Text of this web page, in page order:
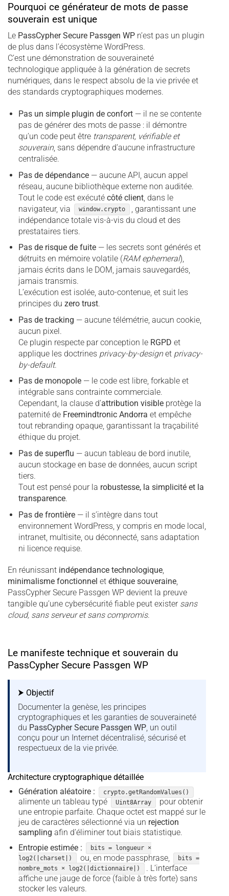
Pourquoi ce générateur de mots de passe
souverain est unique
Le PassCypher Secure Passgen WP n’est pas un plugin
de plus dans l’écosystème WordPress.
C’est une démonstration de souveraineté
technologique appliquée à la génération de secrets
numériques, dans le respect absolu de la vie privée et
des standards cryptographiques modernes.
Pas un simple plugin de confort— il ne se contente
pas de générer des mots de passe : il démontre
qu’un code peut être transparent, vérifiable et
souverain, sans dépendre d’aucune infrastructure
centralisée.
Pas de dépendance— aucune API, aucun appel
réseau, aucune bibliothèque externe non auditée.
Tout le code est exécuté côté client, dans le
navigateur, via
window.crypto
, garantissant une
indépendance totale vis-à-vis du cloud et des
prestataires tiers.
Pas de risque de fuite— les secrets sont générés et
détruits en mémoire volatile (RAM ephemeral),
jamais écrits dans le DOM, jamais sauvegardés,
jamais transmis.
L’exécution est isolée, auto-contenue, et suit les
principes du zero trust.
Pas de tracking — aucune télémétrie, aucun cookie,
aucun pixel.
Ce plugin respecte par conception le RGPD et
applique les doctrines privacy-by-designet privacy-
by-default.
Pas de monopole— le code est libre, forkable et
intégrable sans contrainte commerciale.
Cependant, la clause d’attribution visibleprotège la
paternité de Freemindtronic Andorra et empêche
tout rebranding opaque, garantissant la traçabilité
éthique du projet.
Pas de superflu — aucun tableau de bord inutile,
aucun stockage en base de données, aucun script
tiers.
Tout est pensé pour la robustesse, la simplicité et la
transparence.
Pas de frontière— il s’intègre dans tout
environnement WordPress, y compris en mode local,
intranet, multisite, ou déconnecté, sans adaptation
ni licence requise.
En réunissant indépendance technologique,
minimalisme fonctionnel et éthique souveraine,
PassCypher Secure Passgen WP devient la preuve
tangible qu’une cybersécurité fiable peut exister sans
cloud, sans serveur et sans compromis.
Le manifeste technique et souverain du
PassCypher Secure Passgen WP
⮞ Objectif
Documenter la genèse, les principes
cryptographiques et les garanties de souveraineté
du PassCypher Secure Passgen WP, un outil
conçu pour un Internet décentralisé, sécurisé et
respectueux de la vie privée.
Architecture cryptographique détaillée
Génération aléatoire :
crypto.getRandomValues()
alimente un tableau typé Uint8Array
pour obtenir
une entropie parfaite. Chaque octet est mappé sur le
jeu de caractères sélectionné via un rejection
sampling afin d’éliminer tout biais statistique.
Entropie estimée :
bits = longueur ×
log2(|charset|)
ou, en mode passphrase,
bits =
nombre_mots × log2(|dictionnaire|)
. L’interface
affiche une jauge de force (faible à très forte) sans
stocker les valeurs.